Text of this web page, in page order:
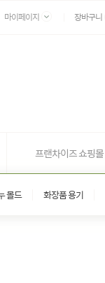
마이페이지 장바구니
프랜차이즈 쇼핑몰
몰드 화장품 용기